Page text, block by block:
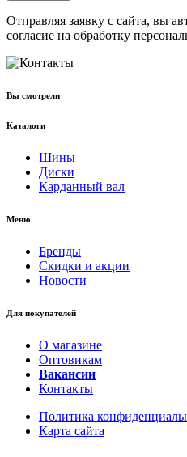
Отправляя заявку с сайта, вы
согласие на обработку
Вы смотрели
Каталоги
Шины
Диски
Карданный вал
Меню
Бренды
Скидки и акции
Новости
Для покупателей
О магазине
Оптовикам
Вакансии
Контакты
Политика
Карта сайта